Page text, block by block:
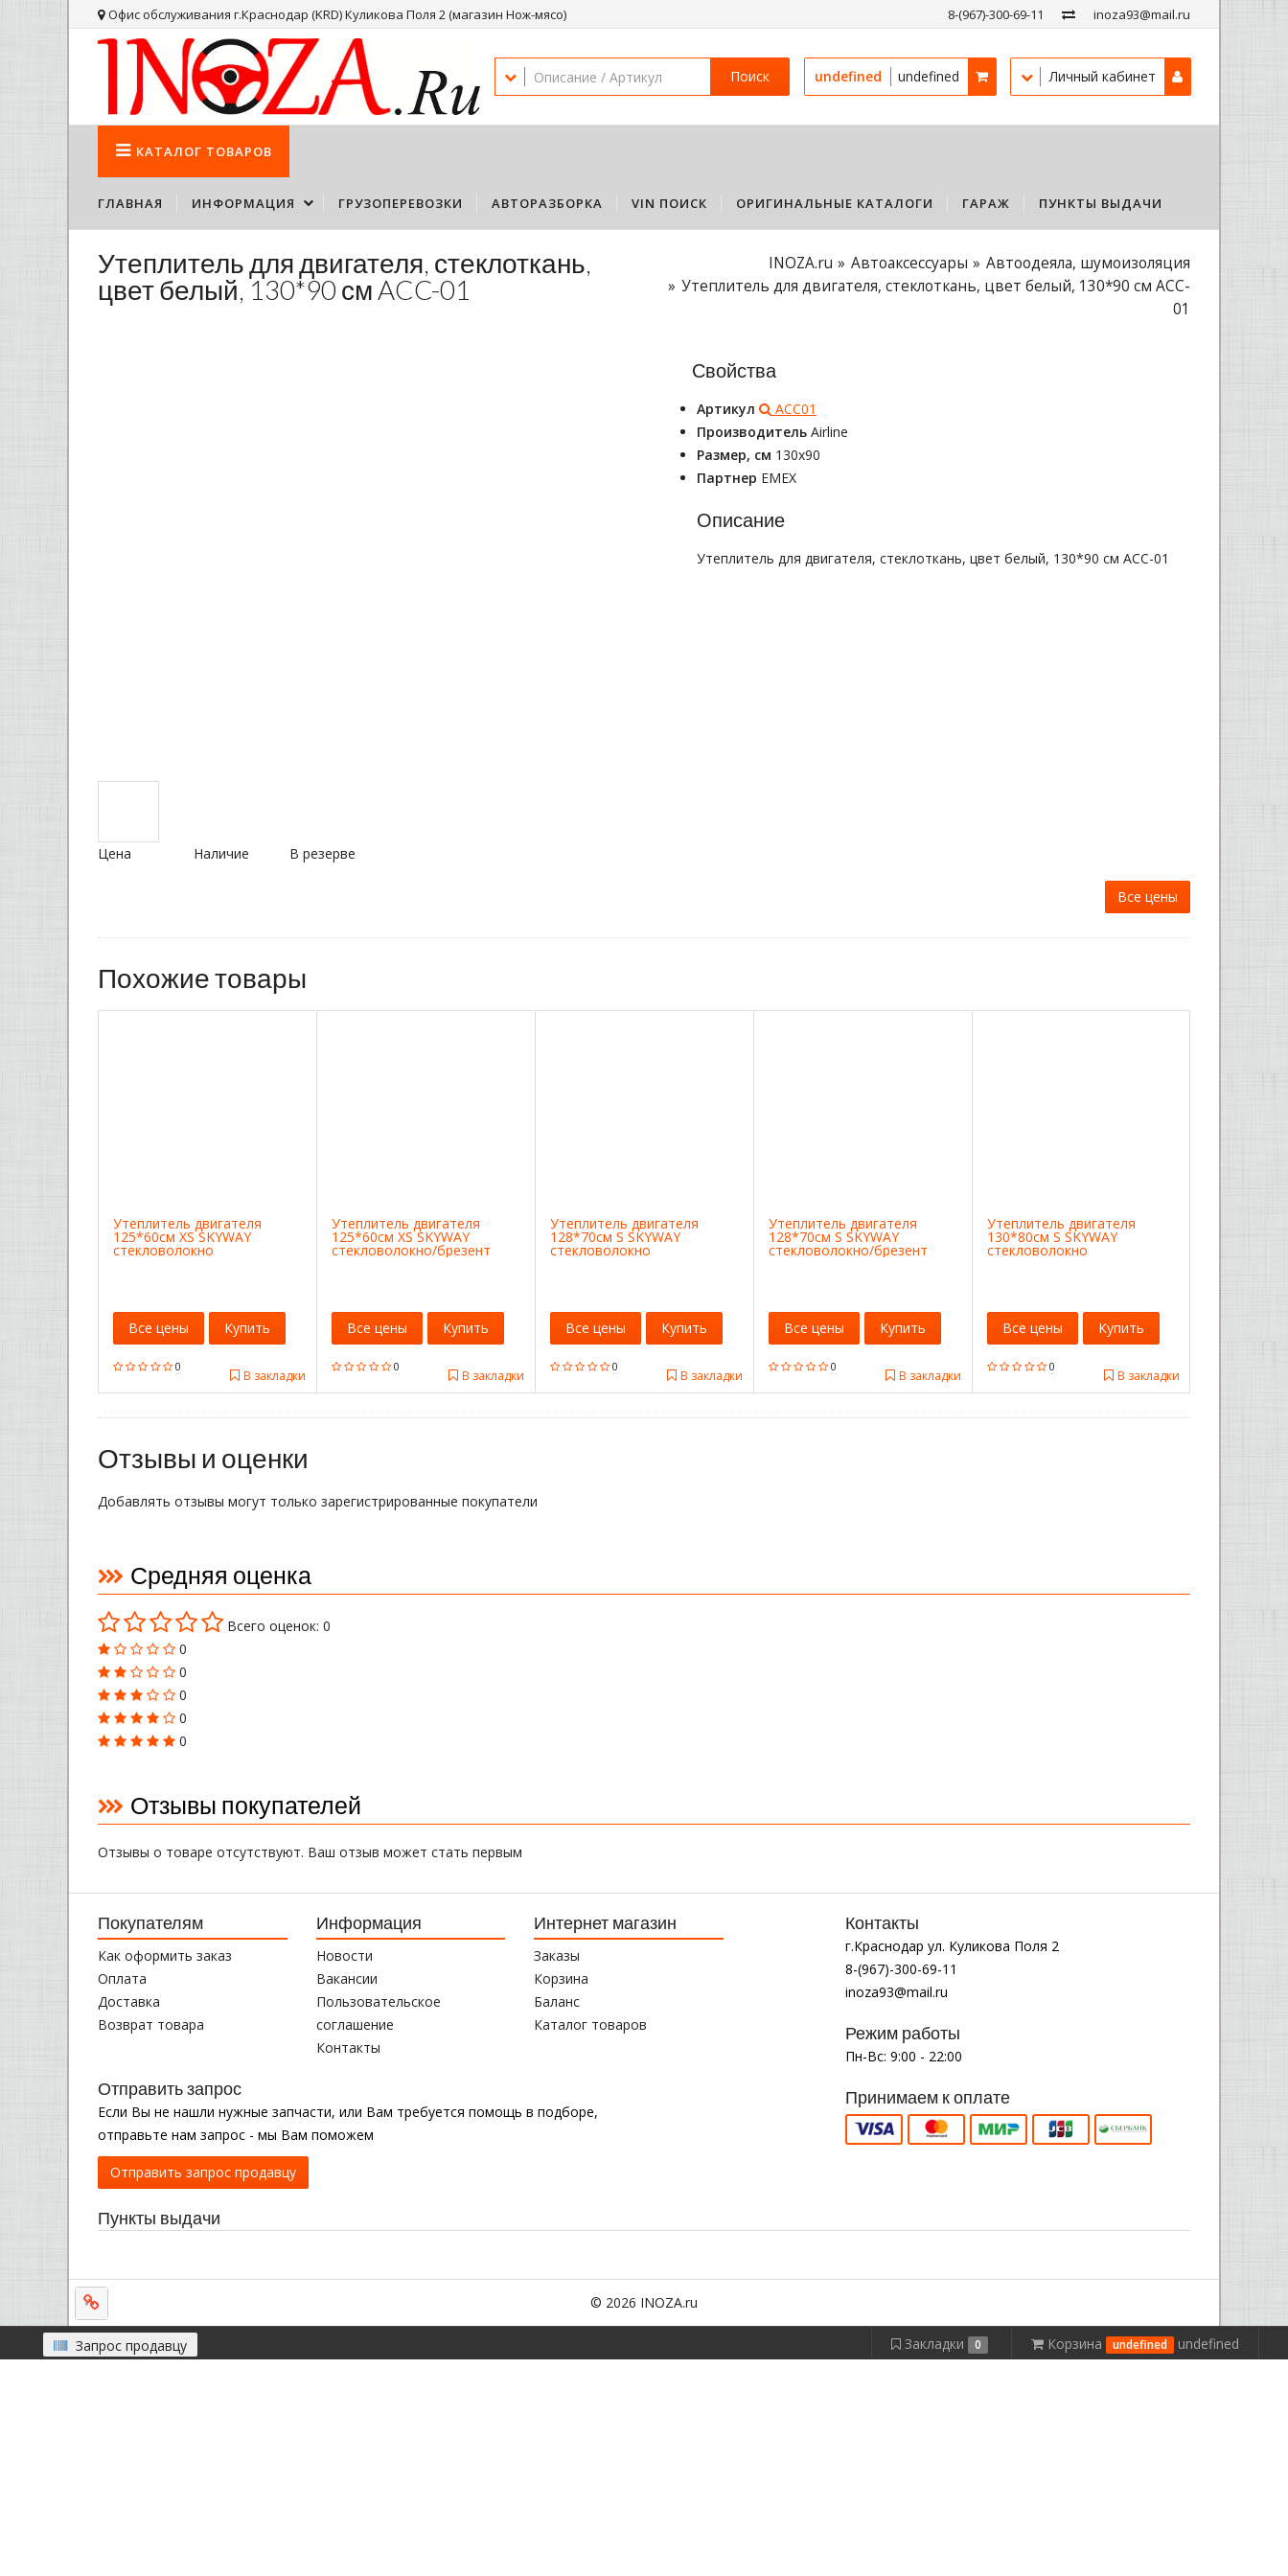
Офис обслуживания г.Краснодар (KRD) Куликова Поля 2 (магазин Нож-мясо) 8-(967)-300-69-11 inoza93@mail.ru
Поиск undefined undefined Личный кабинет
КАТАЛОГ ТОВАРОВ
ГЛАВНАЯ ИНФОРМАЦИЯ ГРУЗОПЕРЕВОЗКИ АВТОРАЗБОРКА VIN ПОИСК ОРИГИНАЛЬНЫЕ КАТАЛОГИ ГАРАЖ ПУНКТЫ ВЫДАЧИ
Утеплитель для двигателя, стеклоткань,
цвет белый, 130*90 см ACC-01
INOZA.ru Автоаксессуары
Автоодеяла, шумоизоляция
Утеплитель для двигателя, стеклоткань, цвет белый, 130*90 см ACC-
01
Свойства
Артикул
ACC01
Производитель Airline
Размер, см 130x90
Партнер EMEX
Описание
Утеплитель для двигателя, стеклоткань, цвет белый, 130*90 см ACC-01
Цена Наличие В резерве
Все цены
Похожие товары
Утеплитель двигателя
125*60см XS SKYWAY
стекловолокно
0
В закладки
Все цены Купить
Утеплитель двигателя
125*60см XS SKYWAY
стекловолокно/брезент
0
В закладки
Все цены Купить
Утеплитель двигателя
128*70см S SKYWAY
стекловолокно
0
В закладки
Все цены Купить
Утеплитель двигателя
128*70см S SKYWAY
стекловолокно/брезент
0
В закладки
Все цены Купить
Утеплитель двигателя
130*80см S SKYWAY
стекловолокно
0
В закладки
Все цены Купить
Отзывы и оценки
Добавлять отзывы могут только зарегистрированные покупатели
Средняя оценка
Всего оценок: 0
0
0
0
0
0
Отзывы покупателей
Отзывы о товаре отсутствуют. Ваш отзыв может стать первым
Покупателям
Как оформить заказ
Оплата
Доставка
Возврат товара
Информация
Новости
Вакансии
Пользовательское
соглашение
Контакты
Интернет магазин
Заказы
Корзина
Баланс
Каталог товаров
Отправить запрос
Если Вы не нашли нужные запчасти, или Вам требуется помощь в подборе,
отправьте нам запрос - мы Вам поможем
Отправить запрос продавцу
Контакты
г.Краснодар ул. Куликова Поля 2
8-(967)-300-69-11
inoza93@mail.ru
Режим работы
Пн-Вс: 9:00 - 22:00
Принимаем к оплате
Пункты выдачи
© 2026 INOZA.ru
Запрос продавцу Закладки 0 Корзина undefined undefined